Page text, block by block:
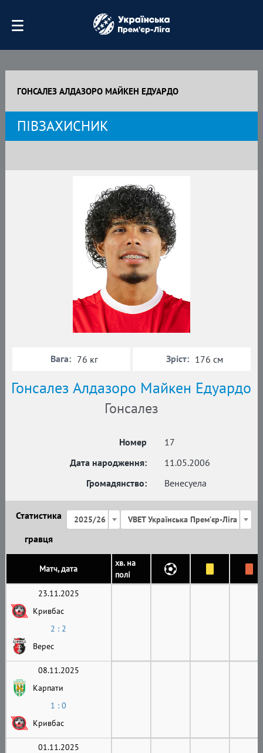
ГОНСАЛЕЗ АЛДАЗОРО МАЙКЕН ЕДУАРДО
ПІВЗАХИСНИК
Гонсалез Алдазоро Майкен Едуардо
Гонсалез
Номер
17
Дата народження:
11.05.2006
Громадянство:
Венесуела
Вага: 76 кг Зріст: 176 см
Статистика
гравця
2025/26 VBET Українська Премʼєр-Ліга
Матч, дата
хв. на
полі
23.11.2025
Кривбас
2 : 2
Верес
08.11.2025
Карпати
1 : 0
Кривбас
01.11.2025